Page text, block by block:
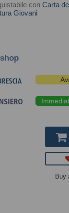
con Carta
Giovani
Buy